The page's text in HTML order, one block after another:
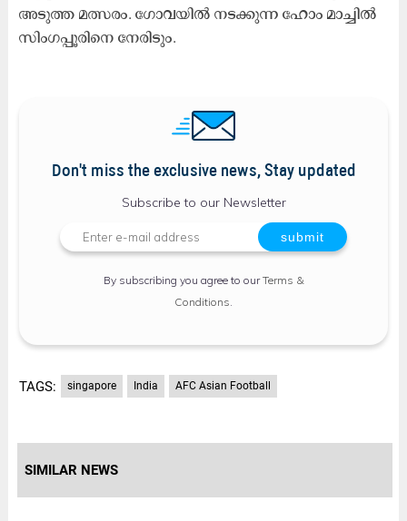
അ​ടു​ത്ത മ​ത്സ​രം. ഗോ​വ​യി​ൽ ന​ട​ക്കു​ന്ന ഹോം ​മാ​ച്ചി​ൽ
സിം​ഗ​പ്പൂ​രി​നെ നേ​രി​ടും.
Don't miss the exclusive news, Stay updated
Subscribe to our Newsletter
By subscribing you agree to ourTerms &
Conditions
TAGS: singapore India AFC Asian Football
SIMILAR NEWS